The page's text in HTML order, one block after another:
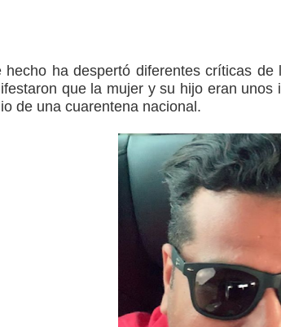
hecho ha despertó diferentes críticas
que la mujer y su hijo eran
de una cuarentena nacional .